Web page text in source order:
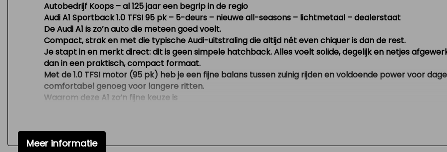
Autobedrijf Koops – al 125 jaar een begrip in de regio
Audi A1 Sportback 1.0 TFSI 95 pk – 5-deurs – nieuwe all-seasons – lichtmetaal – dealerstaat
De Audi A1 is zo’n auto die meteen goed voelt.
Compact, strak en met die typische Audi-uitstraling die altijd nét even chiquer is dan de rest.
Je stapt in en merkt direct: dit is geen simpele hatchback. Alles voelt solide, degelijk en netjes
dan in een praktisch, compact formaat.
Met de1.0 TFSI motor (95 pk) heb je een fijne balans tussen zuinig rijden en voldoende power voor
comfortabel genoeg voor langere ritten.
Waarom deze A1 zo’n fijne keuze is
Lichtmetalen velgen
95 pk benzinemotor– zuinig én vlot rijden
Meer informatie